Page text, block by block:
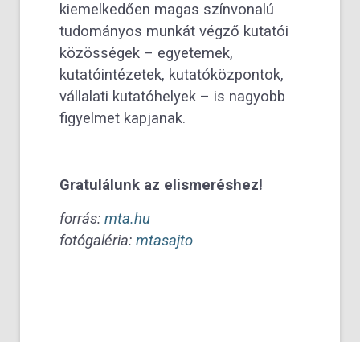
kiemelkedően magas színvonalú
tudományos munkát végző kutatói
közösségek – egyetemek,
kutatóintézetek, kutatóközpontok,
vállalati kutatóhelyek – is nagyobb
figyelmet kapjanak.
Gratulálunk az elismeréshez!
forrás: mta.hu
fotógaléria: mtasajto